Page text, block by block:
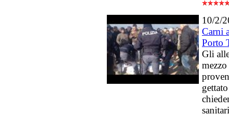
10/2/
Carni
Porto
Gli